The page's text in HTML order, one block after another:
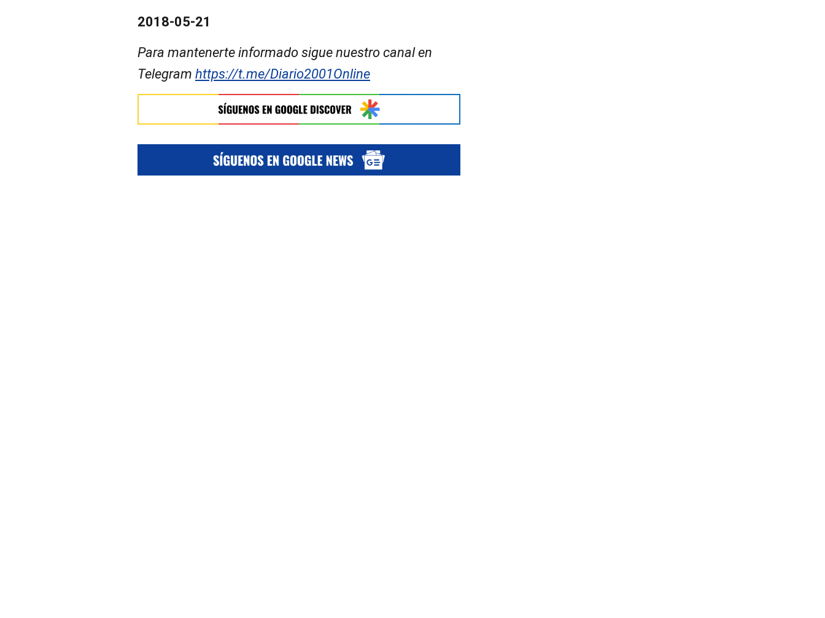
2018-05-21
Para mantenerte informado sigue nuestro canal en
Telegram https://t.me/Diario2001Online